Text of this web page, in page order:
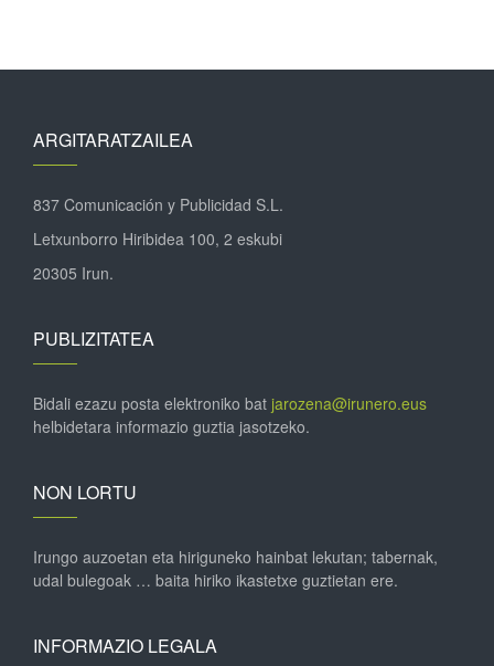
ARGITARATZAILEA
837 Comunicación y Publicidad S.L.
Letxunborro Hiribidea 100, 2 eskubi
20305 Irun.
PUBLIZITATEA
Bidali ezazu posta elektroniko bat jarozena@irunero.eus
helbidetara informazio guztia jasotzeko.
NON LORTU
Irungo auzoetan eta hiriguneko hainbat lekutan; tabernak,
udal bulegoak … baita hiriko ikastetxe guztietan ere.
INFORMAZIO LEGALA